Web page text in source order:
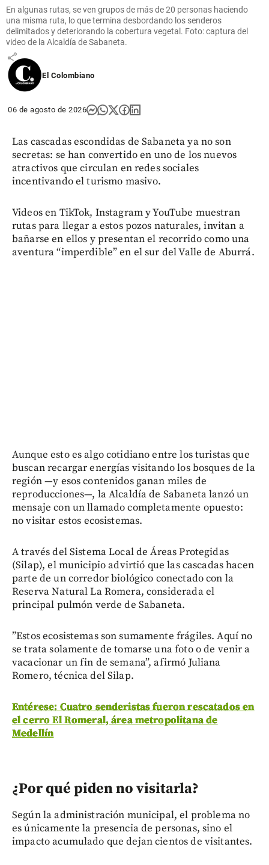
en el
estadio de
Colo Colo
share
En algunas rutas, se ven grupos de más de 20 personas haciendo
una misma ruta, lo que termina desbordando los senderos
delimitados y deteriorando la cobertura vegetal. Foto: captura del
video de la Alcaldía de Sabaneta.
El Colombiano
06 de agosto de 2026
Las cascadas escondidas de Sabaneta ya no son
secretas: se han convertido en uno de los nuevos
atractivos que circulan en redes sociales
incentivando el turismo masivo.
Videos en TikTok, Instagram y YouTube muestran
rutas para llegar a estos pozos naturales, invitan a
bañarse en ellos y presentan el recorrido como una
aventura “imperdible” en el sur del Valle de Aburrá.
Aunque esto es algo cotidiano entre los turistas que
buscan recargar energías visitando los bosques de la
región —y esos contenidos ganan miles de
reproducciones—, la Alcaldía de Sabaneta lanzó un
mensaje con un llamado completamente opuesto:
no visitar estos ecosistemas.
A través del Sistema Local de Áreas Protegidas
(Silap), el municipio advirtió que las cascadas hacen
parte de un corredor biológico conectado con la
Reserva Natural La Romera, considerada el
principal pulmón verde de Sabaneta.
”Estos ecosistemas son sumamente frágiles. Aquí no
se trata solamente de tomarse una foto o de venir a
vacacionar un fin de semana”, afirmó Juliana
Romero, técnica del Silap.
Entérese: Cuatro senderistas fueron rescatados en
el cerro El Romeral, área metropolitana de
Medellín
¿Por qué piden no visitarla?
Según la administración municipal, el problema no
es únicamente la presencia de personas, sino el
impacto acumulado que dejan cientos de visitantes.